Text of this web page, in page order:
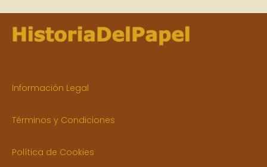
Información Legal
Términos y Condiciones
Política de Cookies